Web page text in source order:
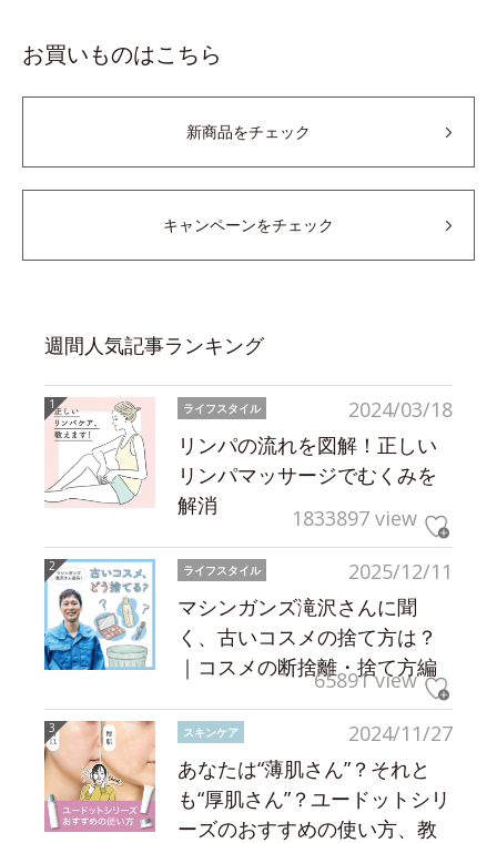
お買いものはこちら
新商品をチェック
キャンペーンをチェック
週間人気記事ランキング
2024/03/18
ライフスタイル
リンパの流れを図解！正しい
リンパマッサージでむくみを
解消
1833897 view
2025/12/11
ライフスタイル
マシンガンズ滝沢さんに聞
く、古いコスメの捨て方は？
｜コスメの断捨離・捨て方編
65891 view
2024/11/27
スキンケア
あなたは“薄肌さん”？それと
も“厚肌さん”？ユードットシリ
ーズのおすすめの使い方、教